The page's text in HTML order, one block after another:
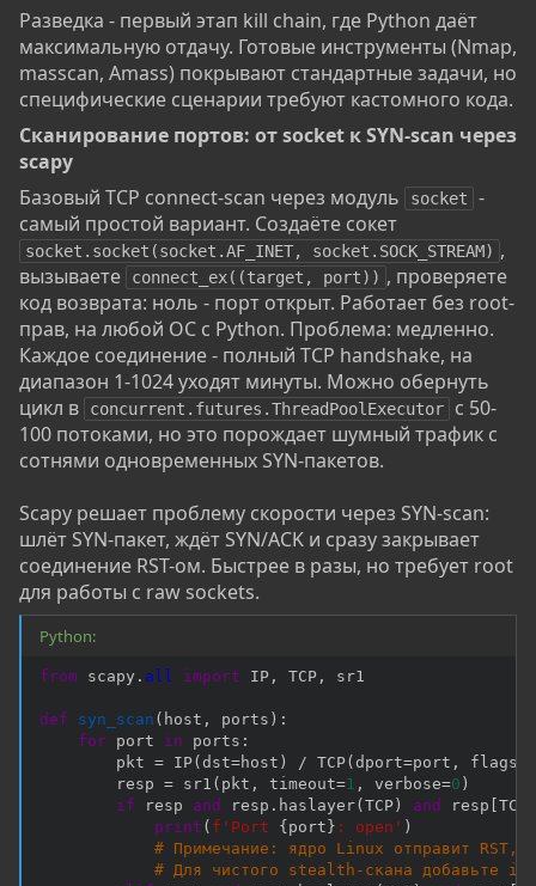
Разведка - первый этап kill chain, где Python даёт
максимальную отдачу. Готовые инструменты (Nmap,
masscan, Amass) покрывают стандартные задачи, но
специфические сценарии требуют кастомного кода.
Сканирование портов: от socket к SYN-scan через
scapy​
Базовый TCP connect-scan через модуль
socket
-
самый простой вариант. Создаёте сокет
socket.socket(socket.AF_INET, socket.SOCK_STREAM) ,
вызываете
connect_ex((target, port)) , проверяете
код возврата: ноль - порт открыт. Работает без root-
прав, на любой ОС с Python. Проблема: медленно.
Каждое соединение - полный TCP handshake, на
диапазон 1-1024 уходят минуты. Можно обернуть
цикл в
concurrent.futures.ThreadPoolExecutor
с 50-
100 потоками, но это порождает шумный трафик с
сотнями одновременных SYN-пакетов.
Scapy решает проблему скорости через SYN-scan:
шлёт SYN-пакет, ждёт SYN/ACK и сразу закрывает
соединение RST-ом. Быстрее в разы, но требует root
для работы с raw sockets.
Python:
from scapy . all import IP , TCP , sr1
def syn_scan ( host , ports ) :
for port in ports :
        pkt
= IP( dst=host ) / TCP( dport=port , flags
        resp
= sr1 ( pkt , timeout=1 , verbose=0 )
if resp and resp . haslayer( TCP ) and resp TCP
print ( f'Port { port } : open' )
# Примечание: ядро Linux отправит RST,
# Для чистого stealth-скана добавьте